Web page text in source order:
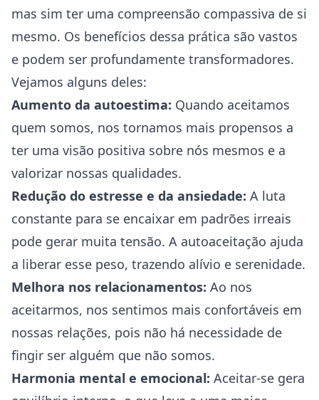
mas sim ter uma compreensão compassiva de si
mesmo. Os benefícios dessa prática são vastos
e podem ser profundamente transformadores.
Vejamos alguns deles:
Aumento da autoestima: Quando aceitamos
quem somos, nos tornamos mais propensos a
ter uma visão positiva sobre nós mesmos e a
valorizar nossas qualidades.
Redução do estresse e da ansiedade: A luta
constante para se encaixar em padrões irreais
pode gerar muita tensão. A autoaceitação ajuda
a liberar esse peso, trazendo alívio e serenidade.
Melhora nos relacionamentos: Ao nos
aceitarmos, nos sentimos mais confortáveis em
nossas relações, pois não há necessidade de
fingir ser alguém que não somos.
Harmonia mental e emocional: Aceitar-se gera